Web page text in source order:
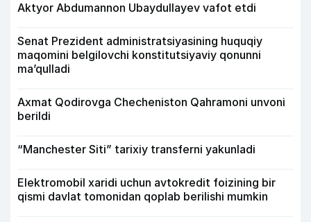
Aktyor Abdu­mannon Ubaydullayev vafot etdi
Senat Prezident administratsiyasining huquqiy
maqomini belgilovchi konstitutsiyaviy qonunni
ma’qulladi
Axmat Qodirovga Checheniston Qahramoni unvoni
berildi
“Manchester Siti” tarixiy transferni yakunladi
Elektromobil xaridi uchun avtokredit foizining bir
qismi davlat tomonidan qoplab berilishi mumkin